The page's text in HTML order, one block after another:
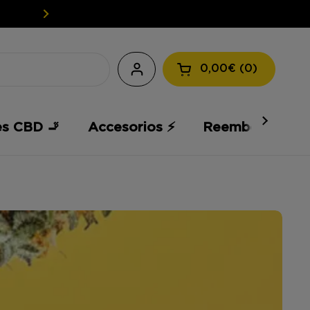
Abrir la cesta
0,00€ 0
CBD 🚬 Accesorios ⚡️ Reembolso 💸